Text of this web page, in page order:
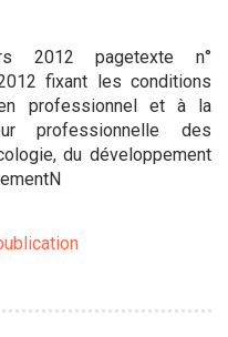
2012 pagetexte n°
fixant les conditions
professionnel et à la
professionnelle des
du développement